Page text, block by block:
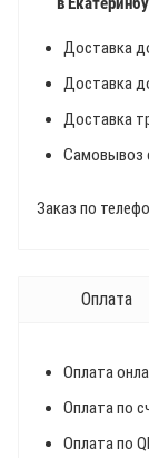
Доставка
Доставка
Доставка
Самовывоз
Заказ по
Оплата
Оплата
Оплата по
Оплата по